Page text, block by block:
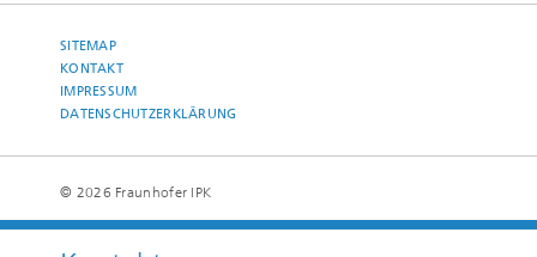
SITEMAP
KONTAKT
IMPRESSUM
DATENSCHUTZERKLÄRUNG
© 2026 Fraunhofer IPK